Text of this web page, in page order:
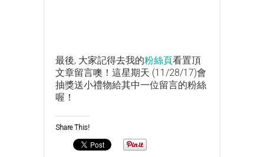
最後, 大家記得去我的粉絲頁看置頂
文章留言噢！這星期天 (11/28/17)會
抽獎送小禮物給其中一位留言的粉絲
喔！
Share This!